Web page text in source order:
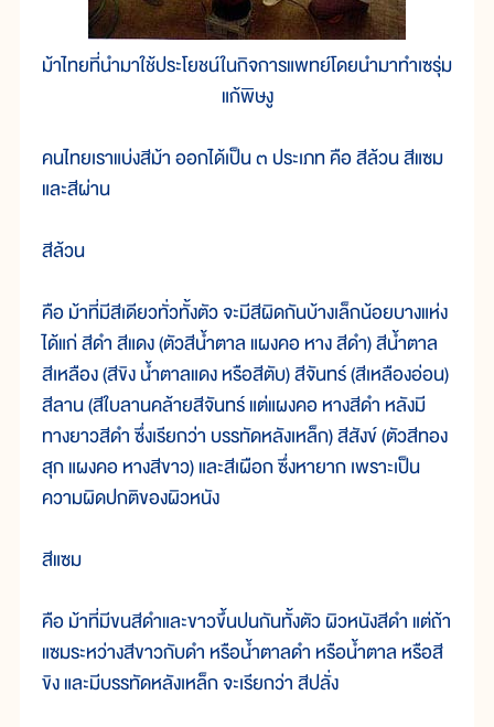
ม้าไทยที่นำมาใช้ประโยชน์ในกิจการแพทย์โดยนำมาทำเซรุ่ม
แก้พิษงู
คนไทยเราแบ่งสีม้า ออกได้เป็น ๓ ประเภท คือ สีล้วน สีแซม
และสีผ่าน
สีล้วน
คือ ม้าที่มีสีเดียวทั่วทั้งตัว จะมีสีผิดกันบ้างเล็กน้อยบางแห่ง
ได้แก่ สีดำ สีแดง (ตัวสีน้ำตาล แผงคอ หาง สีดำ) สีน้ำตาล
สีเหลือง (สีขิง น้ำตาลแดง หรือสีตับ) สีจันทร์ (สีเหลืองอ่อน)
สีลาน (สีใบลานคล้ายสีจันทร์ แต่แผงคอ หางสีดำ หลังมี
ทางยาวสีดำ ซึ่งเรียกว่า บรรทัดหลังเหล็ก) สีสังข์ (ตัวสีทอง
สุก แผงคอ หางสีขาว) และสีเผือก ซึ่งหายาก เพราะเป็น
ความผิดปกติของผิวหนัง
สีแซม
คือ ม้าที่มีขนสีดำและขาวขึ้นปนกันทั้งตัว ผิวหนังสีดำ แต่ถ้า
แซมระหว่างสีขาวกับดำ หรือน้ำตาลดำ หรือน้ำตาล หรือสี
ขิง และมีบรรทัดหลังเหล็ก จะเรียกว่า สีปลั่ง